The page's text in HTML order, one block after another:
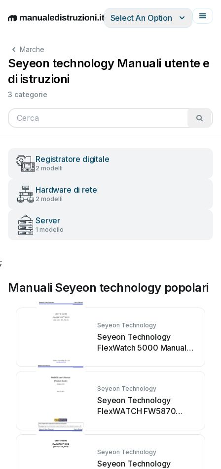
EnglishDeutschEspañolItalianoFrançais
Select An Option
Marche
Seyeon technology Manuali utente e
di istruzioni
3 categorie
Registratore digitale
2 modelli
Hardware di rete
2 modelli
Server
1 modello
;
Manuali Seyeon technology popolari
Seyeon Technology
Seyeon Technology
FlexWatch 5000 Manuale
Seyeon Technology
Seyeon Technology
FlexWATCH FW5870
Seyeon Technology
Seyeon Technology